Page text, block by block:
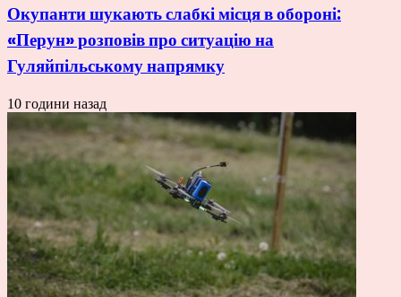
Окупанти шукають слабкі місця в обороні:
«Перун» розповів про ситуацію на
Гуляйпільському напрямку
10 години назад